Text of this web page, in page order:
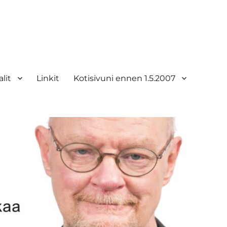
Linkit Kotisivuni ennen 1.5.2007